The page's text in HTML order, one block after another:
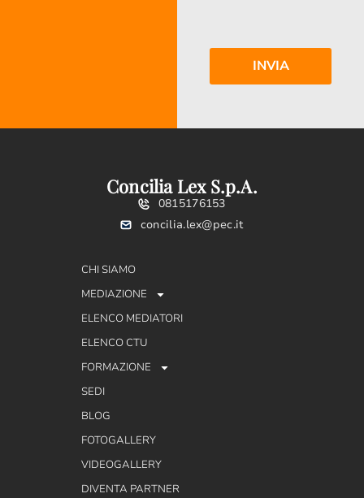
Concilia Lex S.p.A.
0815176153
concilia.lex@pec.it
CHI SIAMO
MEDIAZIONE
ELENCO MEDIATORI
ELENCO CTU
FORMAZIONE
SEDI
BLOG
FOTOGALLERY
VIDEOGALLERY
DIVENTA PARTNER